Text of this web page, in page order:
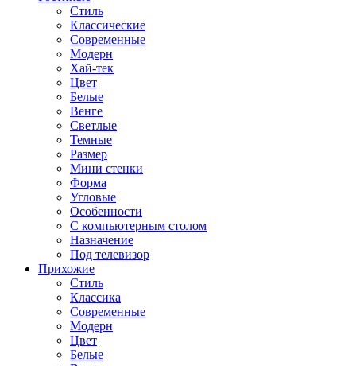
Стиль
Классические
Современные
Модерн
Хай-тек
Цвет
Белые
Венге
Светлые
Темные
Размер
Мини стенки
Форма
Угловые
Особенности
С компьютерным столом
Назначение
Под телевизор
Прихожие
Стиль
Классика
Современные
Модерн
Цвет
Белые